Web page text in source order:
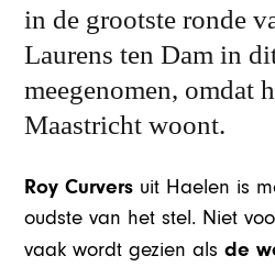
in de grootste ronde
Laurens ten Dam in
meegenomen, omdat
Maastricht woont.
Roy Curvers uit Haelen is
oudste van het stel. Niet
vaak wordt gezien alsde